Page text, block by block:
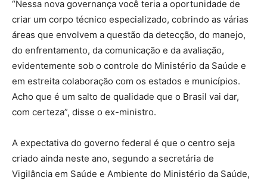
“Nessa nova governança você teria a oportunidade de
criar um corpo técnico especializado, cobrindo as várias
áreas que envolvem a questão da detecção, do manejo,
do enfrentamento, da comunicação e da avaliação,
evidentemente sob o controle do Ministério da Saúde e
em estreita colaboração com os estados e municípios.
Acho que é um salto de qualidade que o Brasil vai dar,
com certeza”, disse o ex-ministro.
A expectativa do governo federal é que o centro seja
criado ainda neste ano, segundo a secretária de
Vigilância em Saúde e Ambiente do Ministério da Saúde,